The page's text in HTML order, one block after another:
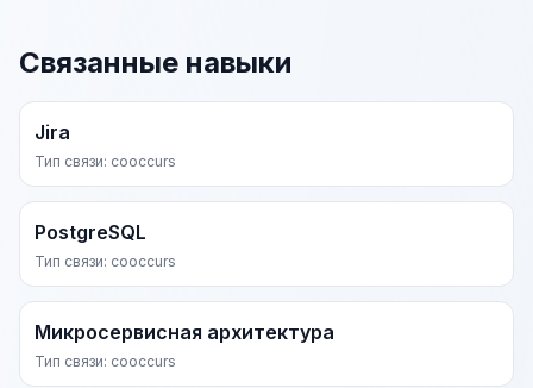
Связанные навыки
Jira
Тип связи: cooccurs
PostgreSQL
Тип связи: cooccurs
Микросервисная архитектура
Тип связи: cooccurs